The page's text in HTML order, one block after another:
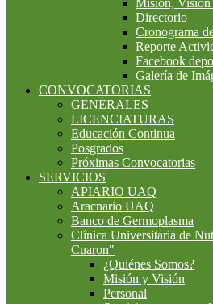
Misión,
Directorio
Cronograma
Reporte
Facebook
Galería de
CONVOCATORIAS
GENERALES
LICENCIATURAS
Educación Continua
Posgrados
Próximas Convocatorias
SERVICIOS
APIARIO UAQ
Aracnario UAQ
Banco de Germoplasma
Clínica Universitaria de
Cuaron"
¿Quiénes Somos?
Misión y Visión
Personal